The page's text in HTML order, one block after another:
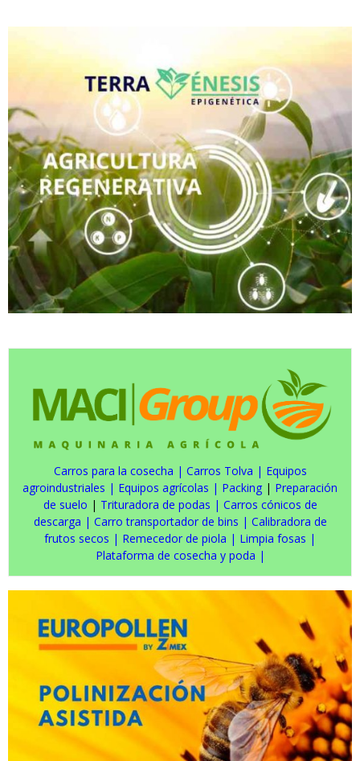
Carros para la cosecha | Carros Tolva | Equipos
agroindustriales | Equipos agrícolas | Packing | Preparación
de suelo | Trituradora de podas | Carros cónicos de
descarga | Carro transportador de bins | Calibradora de
frutos secos | Remecedor de piola | Limpia fosas |
Plataforma de cosecha y poda |